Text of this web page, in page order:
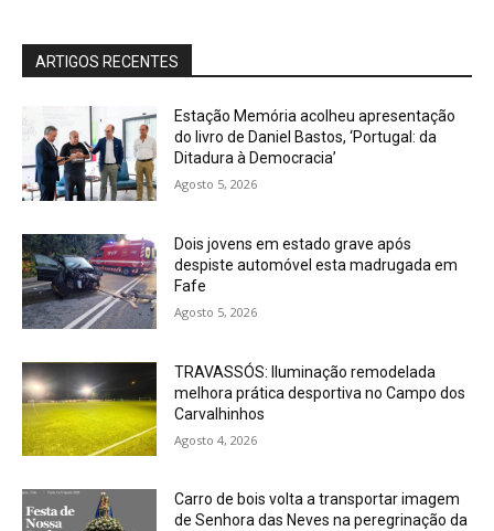
ARTIGOS RECENTES
Estação Memória acolheu apresentação
do livro de Daniel Bastos, ‘Portugal: da
Ditadura à Democracia’
Agosto 5, 2026
Dois jovens em estado grave após
despiste automóvel esta madrugada em
Fafe
Agosto 5, 2026
TRAVASSÓS: Iluminação remodelada
melhora prática desportiva no Campo dos
Carvalhinhos
Agosto 4, 2026
Carro de bois volta a transportar imagem
de Senhora das Neves na peregrinação da